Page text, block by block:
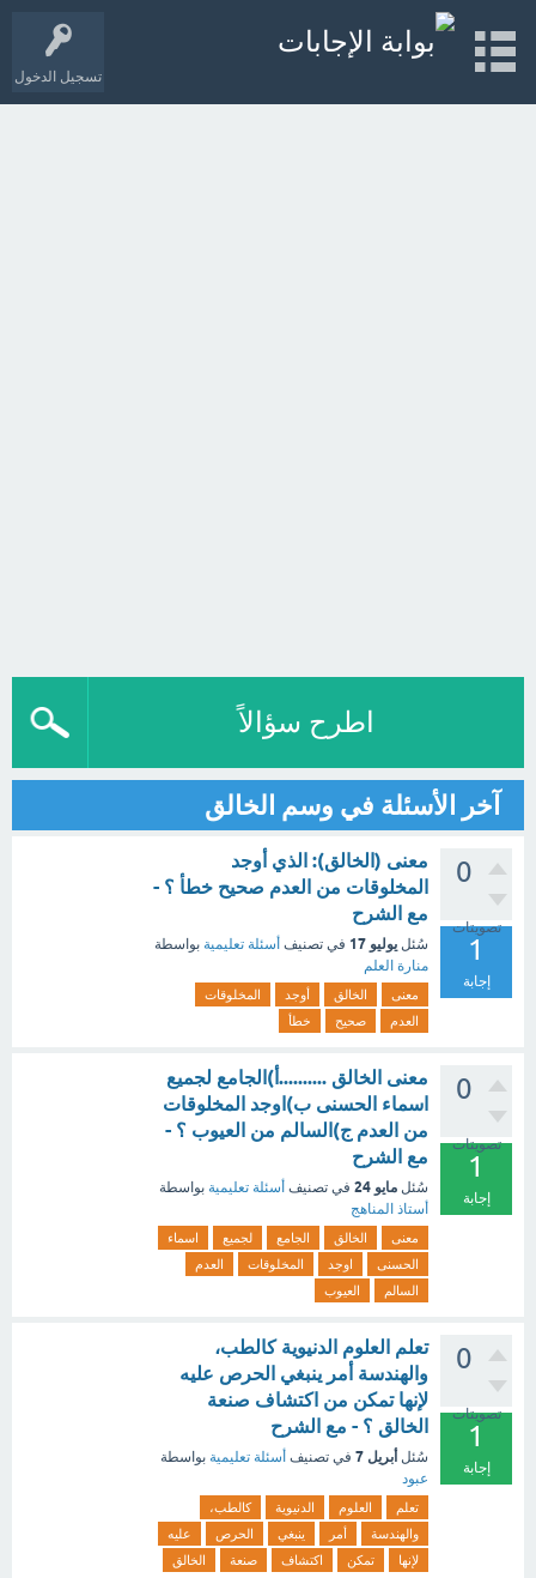
تسجيل الدخول
اطرح سؤالاً
آخر الأسئلة في وسم الخالق
0
تصويتات
1
إجابة
معنى (الخالق): الذي أوجد
المخلوقات من العدم صحيح خطأ ؟ -
مع الشرح
سُئل يوليو 17 في تصنيف أسئلة تعليمية بواسطة
منارة العلم
معنى الخالق أوجد
المخلوقات
العدم
صحيح خطأ
0
تصويتات
1
إجابة
معنى الخالق ..........أ)الجامع لجميع
اسماء الحسنى ب)اوجد المخلوقات
من العدم ج)السالم من العيوب ؟ -
مع الشرح
سُئل مايو 24 في تصنيف أسئلة تعليمية بواسطة
أستاذ المناهج
معنى الخالق الجامع لجميع
اسماء
الحسنى
اوجد المخلوقات
العدم
السالم
العيوب
0
تصويتات
1
إجابة
تعلم العلوم الدنيوية كالطب،
والهندسة أمر ينبغي الحرص عليه
لإنها تمكن من اكتشاف صنعة
الخالق ؟ - مع الشرح
سُئل أبريل 7 في تصنيف أسئلة تعليمية بواسطة
عبود
تعلم العلوم الدنيوية
كالطب،
والهندسة
أمر ينبغي الحرص
عليه
لإنها
تمكن اكتشاف صنعة الخالق